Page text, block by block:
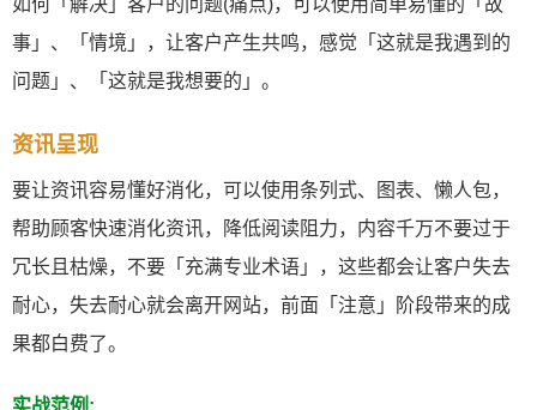
事」、「情境」，让客户产生共鸣，感觉「这就是我遇到的
问题」、「这就是我想要的」。
资讯呈现
要让资讯容易懂好消化，可以使用条列式、图表、懒人包，
帮助顾客快速消化资讯，降低阅读阻力，内容千万不要过于
冗长且枯燥，不要「充满专业术语」，这些都会让客户失去
耐心，失去耐心就会离开网站，前面「注意」阶段带来的成
果都白费了。
实战范例: